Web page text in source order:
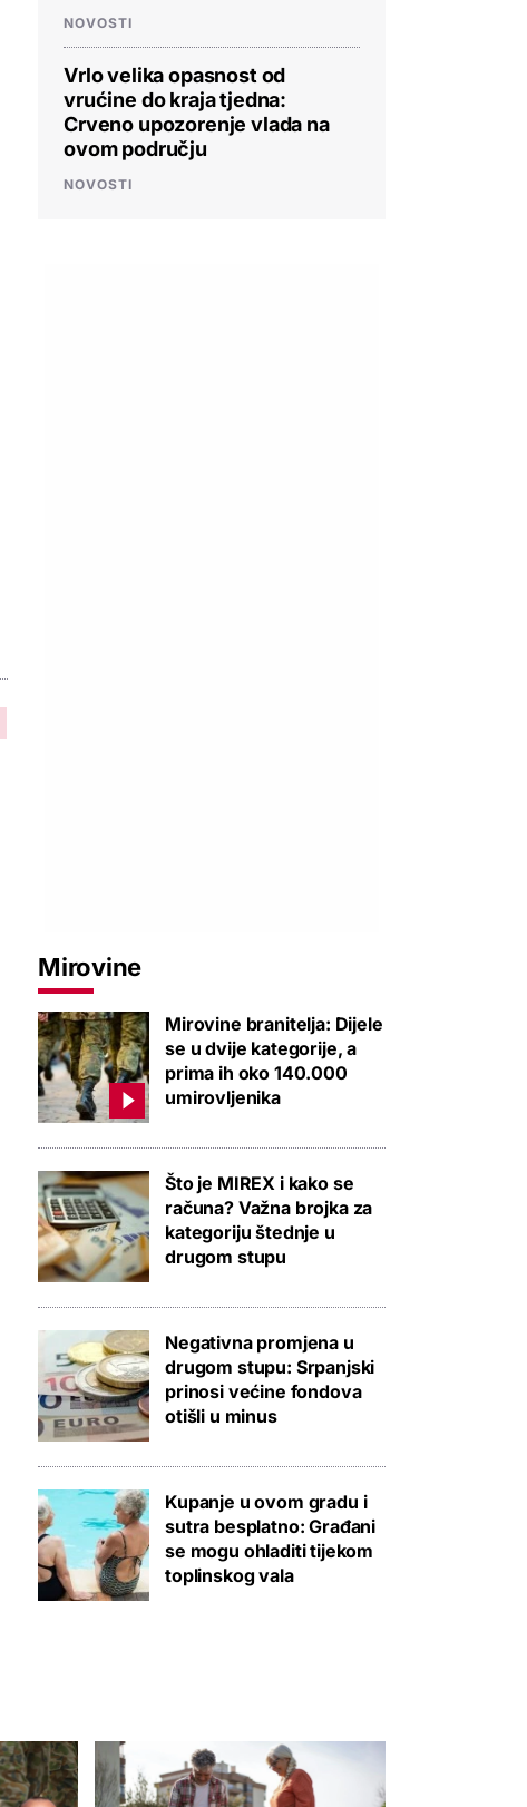
PROVJERITE PONUDU
NOVOSTI
Vrlo velika opasnost od
vrućine do kraja tjedna:
Crveno upozorenje vlada na
ovom području
NOVOSTI
Mirovine
Mirovine branitelja: Dijele
se u dvije kategorije, a
prima ih oko 140.000
umirovljenika
Što je MIREX i kako se
računa? Važna brojka za
kategoriju štednje u
drugom stupu
Negativna promjena u
drugom stupu: Srpanjski
prinosi većine fondova
otišli u minus
Kupanje u ovom gradu i
sutra besplatno: Građani
se mogu ohladiti tijekom
toplinskog vala